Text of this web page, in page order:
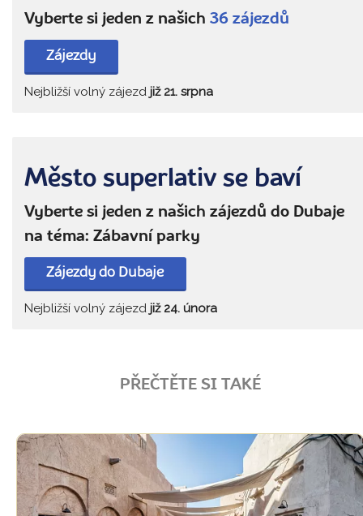
Vyberte si jeden z našich 36 zájezdů
Zájezdy
Nejbližší volný zájezd již 21. srpna
Město superlativ se baví
Vyberte si jeden z našich zájezdů do Dubaje
na téma: Zábavní parky
Zájezdy do Dubaje
Nejbližší volný zájezd již 24. února
PŘEČTĚTE SI TAKÉ